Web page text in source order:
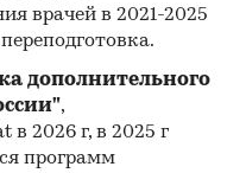
врачей в 2021-2025
дополнительного
,
в 2026 г, в 2025 г
программ